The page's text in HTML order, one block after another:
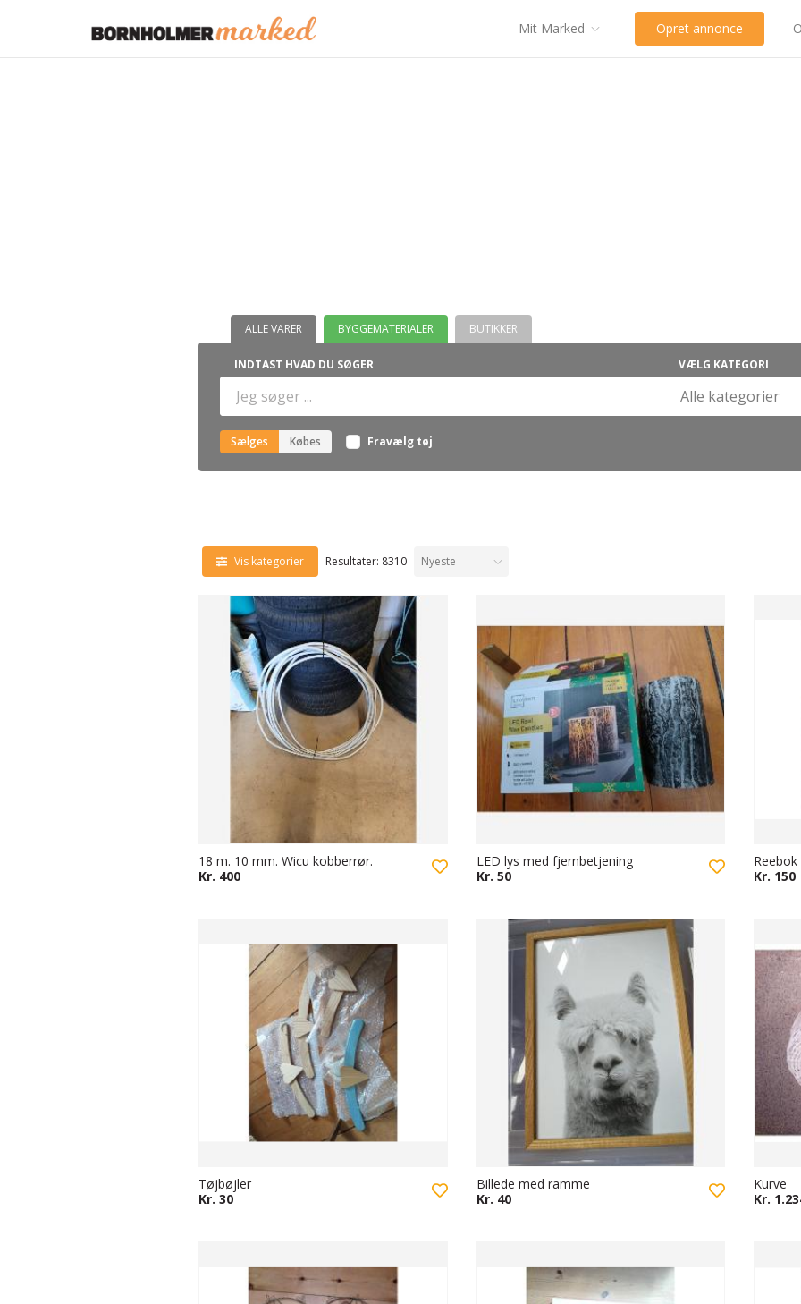
Mit Marked Opret annonce
ALLE VARER BYGGEMATERIALER BUTIKKER
INDTAST HVAD DU SØGER VÆLG KATEGORI
Sælges Købes Fravælg tøj
Vis kategorier Resultater: 8310
18 m. 10 mm. Wicu kobberrør.
Kr. 400
LED lys med fjernbetjening
Kr. 50
Kr. 150
Tøjbøjler
Kr. 30
Billede med ramme
Kr. 40
Kurve
Kr.